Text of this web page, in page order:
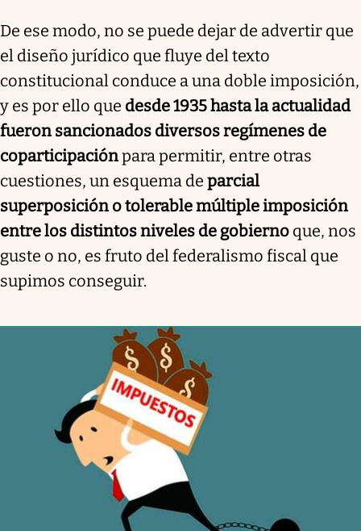
De ese modo, no se puede dejar de advertir que
el diseño jurídico que fluye del texto
constitucional conduce a una doble imposición,
y es por ello que desde 1935 hasta la actualidad
fueron sancionados diversos regímenes de
coparticipaciónpara permitir, entre otras
cuestiones, un esquema de parcial
superposición o tolerable múltiple imposición
entre los distintos niveles de gobierno que, nos
guste o no, es fruto del federalismo fiscal que
supimos conseguir.